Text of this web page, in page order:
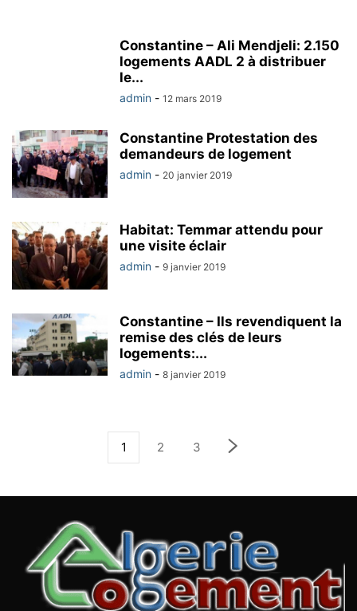
Constantine – Ali Mendjeli: 2.150
logements AADL 2 à distribuer
le...
admin - 12 mars 2019
Constantine Protestation des
demandeurs de logement
admin - 20 janvier 2019
Habitat: Temmar attendu pour
une visite éclair
admin - 9 janvier 2019
Constantine – Ils revendiquent la
remise des clés de leurs
logements:...
admin - 8 janvier 2019
1 2 3